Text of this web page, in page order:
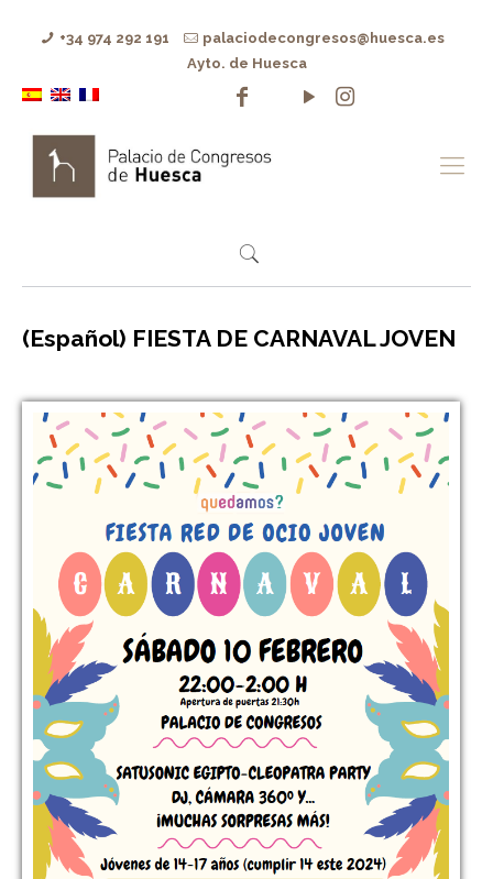
+34 974 292 191
palaciodecongresos@huesca.es
Ayto. de Huesca
(Español) FIESTA DE CARNAVAL JOVEN